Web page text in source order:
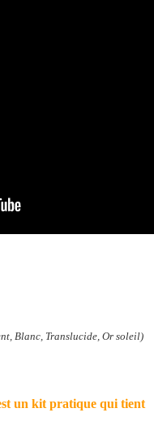
Blanc, Translucide, Or soleil)
un kit pratique qui tient